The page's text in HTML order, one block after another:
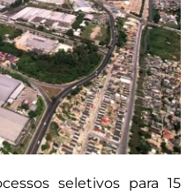
seletivos para 15